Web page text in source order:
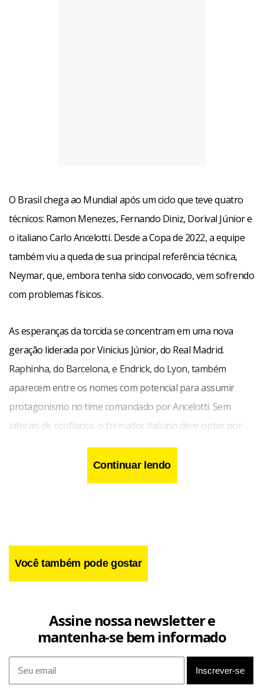
O Brasil chega ao Mundial após um ciclo que teve quatro
técnicos: Ramon Menezes, Fernando Diniz, Dorival Júnior e
o italiano Carlo Ancelotti. Desde a Copa de 2022, a equipe
também viu a queda de sua principal referência técnica,
Neymar, que, embora tenha sido convocado, vem sofrendo
com problemas físicos.
As esperanças da torcida se concentram em uma nova
geração liderada por Vinicius Júnior, do Real Madrid.
Raphinha, do Barcelona, e Endrick, do Lyon, também
aparecem entre os nomes com potencial para assumir
protagonismo no time comandado por Ancelotti. Sem
laterais de confiança, o treinador italiano deve optar por
uma espécie de 4-2-4, com uma linha de quatro defensores
que avança pouco e um quarteto ofensivo com intensa
Continuar lendo
Você também pode gostar
Assine nossa newsletter e
mantenha-se bem informado